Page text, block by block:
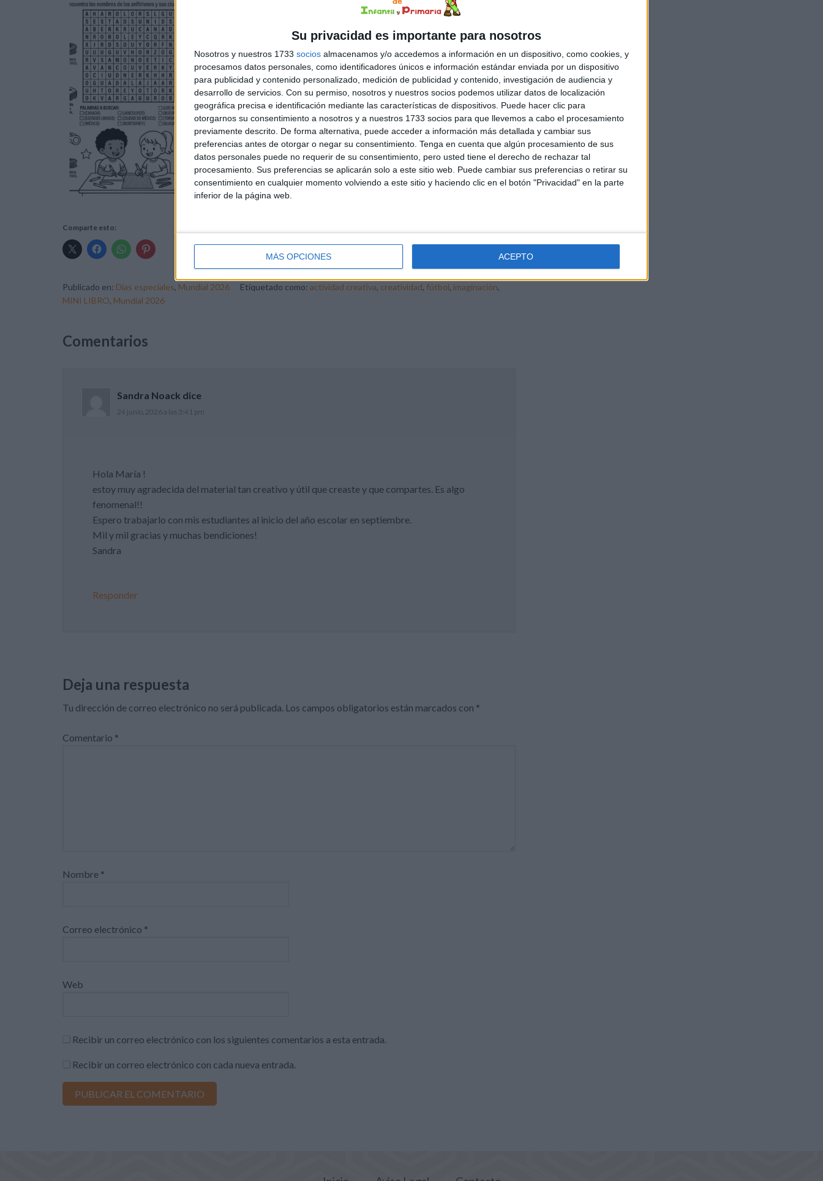
Su privacidad es importante para nosotros
Nosotros y nuestros 1733 socios almacenamos y/o accedemos a información en un dispositivo, como cookies, y
procesamos datos personales, como identificadores únicos e información estándar enviada por un dispositivo
para publicidad y contenido personalizado, medición de publicidad y contenido, investigación de audiencia y
desarrollo de servicios. Con su permiso, nosotros y nuestros socios podemos utilizar datos de localización
geográfica precisa e identificación mediante las características de dispositivos. Puede hacer clic para
otorgarnos su consentimiento a nosotros y a nuestros 1733 socios para que llevemos a cabo el procesamiento
previamente descrito. De forma alternativa, puede acceder a información más detallada y cambiar sus
preferencias antes de otorgar o negar su consentimiento. Tenga en cuenta que algún procesamiento de sus
datos personales puede no requerir de su consentimiento, pero usted tiene el derecho de rechazar tal
procesamiento. Sus preferencias se aplicarán solo a este sitio web. Puede cambiar sus preferencias o retirar su
consentimiento en cualquier momento volviendo a este sitio y haciendo clic en el botón "Privacidad" en la parte
inferior de la página web.
MÁS OPCIONES ACEPTO
Comparte esto:
Publicado en: Días especiales, Mundial 2026 Etiquetado como: actividad creativa, creatividad, fútbol, imaginación,
MINI LIBRO, Mundial 2026
Comentarios
Sandra Noack dice
24 junio, 2026 a las 3:41 pm
Hola María !
estoy muy agradecida del material tan creativo y útil que creaste y que compartes. Es algo
fenomenal!!
Espero trabajarlo con mis estudiantes al inicio del año escolar en septiembre.
Mil y mil gracias y muchas bendiciones!
Sandra
Responder
Deja una respuesta
Tu dirección de correo electrónico no será publicada. Los campos obligatorios están marcados con *
Comentario *
Nombre *
Correo electrónico *
Web
Recibir un correo electrónico con los siguientes comentarios a esta entrada.
Recibir un correo electrónico con cada nueva entrada.